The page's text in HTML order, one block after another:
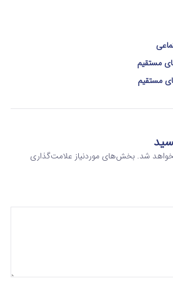
شد. بخش‌های موردنیاز علامت‌گذاری